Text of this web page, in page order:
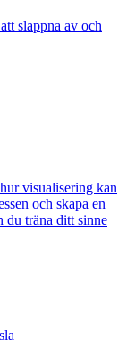
slappna av och
visualisering kan
och skapa en
du träna ditt sinne